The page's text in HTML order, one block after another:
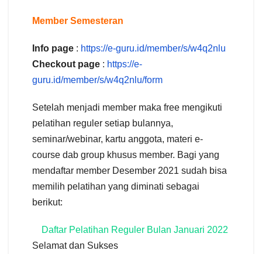
Member Semesteran
Info page : https://e-guru.id/member/s/w4q2nlu
Checkout page : https://e-
guru.id/member/s/w4q2nlu/form
Setelah menjadi member maka free mengikuti
pelatihan reguler setiap bulannya,
seminar/webinar, kartu anggota, materi e-
course dab group khusus member. Bagi yang
mendaftar member Desember 2021 sudah bisa
memilih pelatihan yang diminati sebagai
berikut:
Daftar Pelatihan Reguler Bulan Januari 2022
Selamat dan Sukses